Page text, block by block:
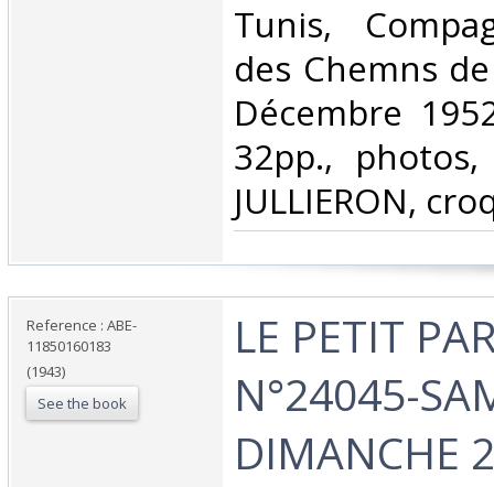
‎Tunis,
des Chemns
Décembre
32pp.,
JULLIERON,
Reference : ABE-
11850160183
(1943)
See the book
‎LE PETIT
N°24045-
DIMANCHE